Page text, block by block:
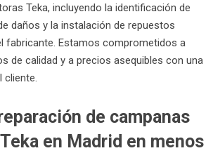
Teka, incluyendo la identificación de
daños y la instalación de repuestos
fabricante. Estamos comprometidos a
de calidad y a precios asequibles con una
de campanas
en Madrid en menos